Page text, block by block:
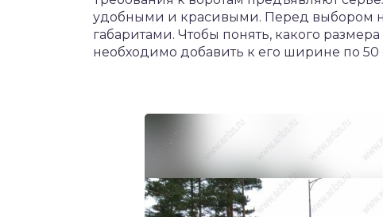
удобными и красивыми. Перед выбором
габаритами. Чтобы понять, какого
необходимо добавить к его ширине по 50